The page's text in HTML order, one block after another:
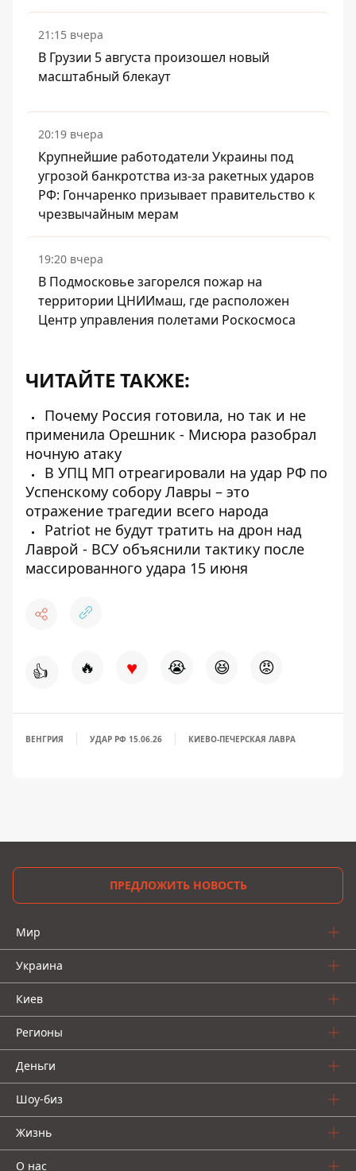
21:15 вчера
В Грузии 5 августа произошел новый
масштабный блекаут
20:19 вчера
Крупнейшие работодатели Украины под
угрозой банкротства из-за ракетных ударов
РФ: Гончаренко призывает правительство к
чрезвычайным мерам
19:20 вчера
В Подмосковье загорелся пожар на
территории ЦНИИмаш, где расположен
Центр управления полетами Роскосмоса
ЧИТАЙТЕ ТАКЖЕ:
Почему Россия готовила, но так и не
применила Орешник - Мисюра разобрал
ночную атаку
В УПЦ МП отреагировали на удар РФ по
Успенскому собору Лавры – это
отражение трагедии всего народа
Patriot не будут тратить на дрон над
Лаврой - ВСУ объяснили тактику после
массированного удара 15 июня
👍 🔥 ♥ 😭 😆 😡
ВЕНГРИЯ УДАР РФ 15.06.26 КИЕВО-ПЕЧЕРСКАЯ ЛАВРА
ПРЕДЛОЖИТЬ НОВОСТЬ
Мир
Украина
Киев
Регионы
Деньги
Шоу-биз
Жизнь
О нас